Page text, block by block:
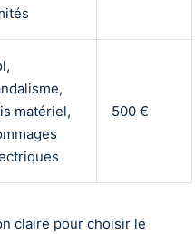
matériel,
500 €
claire pour choisir le